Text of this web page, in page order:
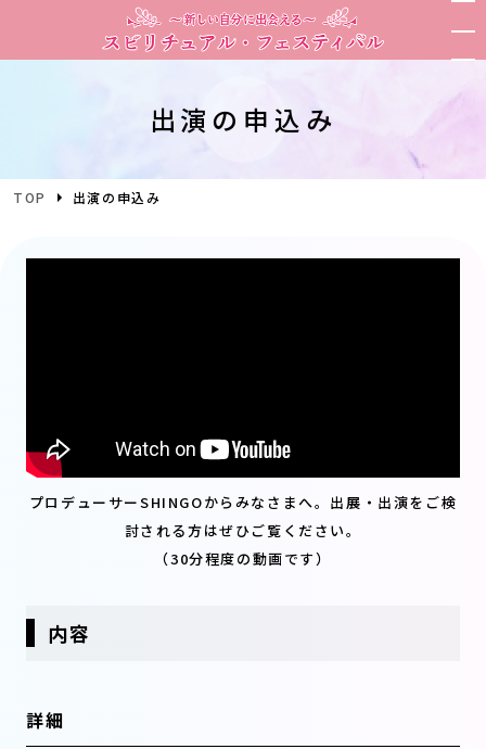
出演の申込み
TOP 出演の申込み
プロデューサーSHINGOからみなさまへ。出展・出演をご検
討される方はぜひご覧ください。
（30分程度の動画です）
内容
詳細